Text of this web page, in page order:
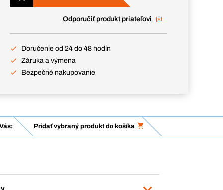
Odporučiť produkt priateľovi
Doručenie od 24 do 48 hodín
Záruka a výmena
Bezpečné nakupovanie
Pridať vybraný produkt do košíka